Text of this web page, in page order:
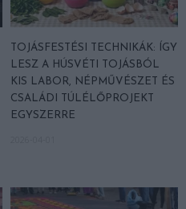
TOJÁSFESTÉSI TECHNIKÁK: ÍGY
LESZ A HÚSVÉTI TOJÁSBÓL
KIS LABOR, NÉPMŰVÉSZET ÉS
CSALÁDI TÚLÉLŐPROJEKT
EGYSZERRE